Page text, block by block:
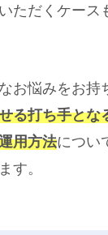
ただくケース
お悩みをお持
る打ち手とな
用方法につい
す。